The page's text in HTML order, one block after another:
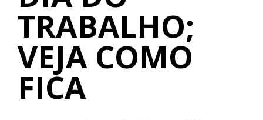
TRABALHO;
VEJA COMO
FICA